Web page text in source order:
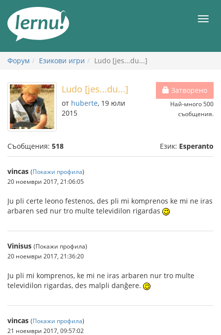
съдържанието
Форум Езикови игри Ludo [jes...du...]
Затворено
Най-много 500
съобщения.
Ludo [jes...du...]
от huberte, 19 юли
2015
Съобщения: 518 Език: Esperanto
vincas (Покажи профила)
20 ноември 2017, 21:06:05
Ju pli certe leono festenos, des pli mi komprenos ke mi ne iras
arbaren sed nur tro multe televidilon rigardas
Vinisus (Покажи профила)
20 ноември 2017, 21:36:20
Ju pli mi komprenos, ke mi ne iras arbaren nur tro multe
televidilon rigardas, des malpli danĝere.
vincas (Покажи профила)
21 ноември 2017, 09:57:02